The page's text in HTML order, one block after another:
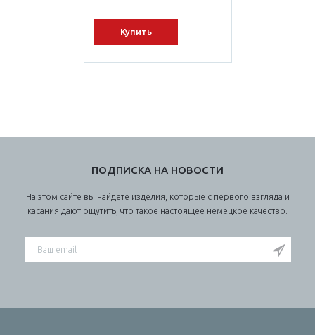
Купить
ПОДПИСКА НА НОВОСТИ
На этом сайте вы найдете изделия, которые с первого взгляда и
касания дают ощутить, что такое настоящее немецкое качество.